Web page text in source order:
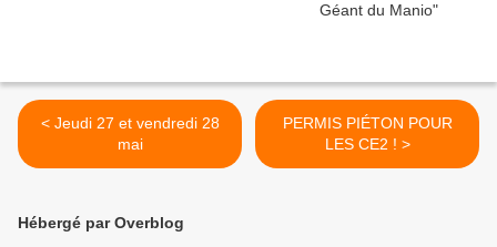
< Jeudi 27 et vendredi 28
mai
PERMIS PIÉTON POUR
LES CE2 ! >
Hébergé par Overblog